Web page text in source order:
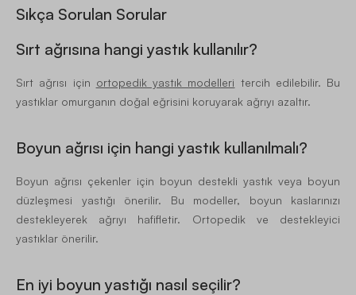
Sıkça Sorulan Sorular
Sırt ağrısına hangi yastık kullanılır?
Sırt ağrısı için ortopedik yastık modelleri tercih edilebilir. Bu
yastıklar omurganın doğal eğrisini koruyarak ağrıyı azaltır.
Boyun ağrısı için hangi yastık kullanılmalı?
Boyun ağrısı çekenler için boyun destekli yastık veya boyun
düzleşmesi yastığı önerilir. Bu modeller, boyun kaslarınızı
destekleyerek ağrıyı hafifletir. Ortopedik ve destekleyici
yastıklar önerilir.
En iyi boyun yastığı nasıl seçilir?